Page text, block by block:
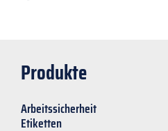
Produkte
Arbeitssicherheit
Etiketten